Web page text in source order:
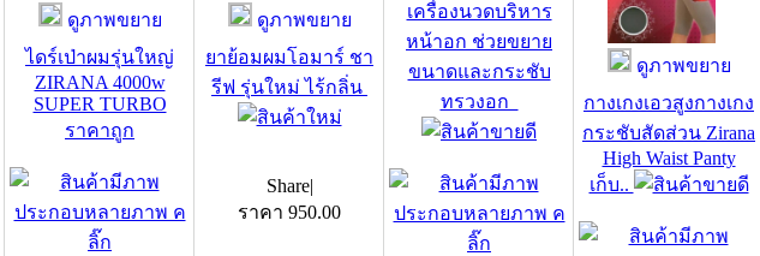
ดูภาพขยาย
ไดร์เป่าผมรุ่นใหญ่
ZIRANA 4000w
SUPER TURBO
ราคาถูก
ดูภาพขยาย
ยาย้อมผมโอมาร์ ชา
รีฟ รุ่นใหม่ ไร้กลิ่น
Share|
ราคา 950.00
เครื่องนวดบริหาร
หน้าอก ช่วยขยาย
ขนาดและกระชับ
ทรวงอก
ดูภาพขยาย
กางเกงเอวสูงกางเกง
กระชับสัดส่วน Zirana
High Waist Panty
เก็บ..